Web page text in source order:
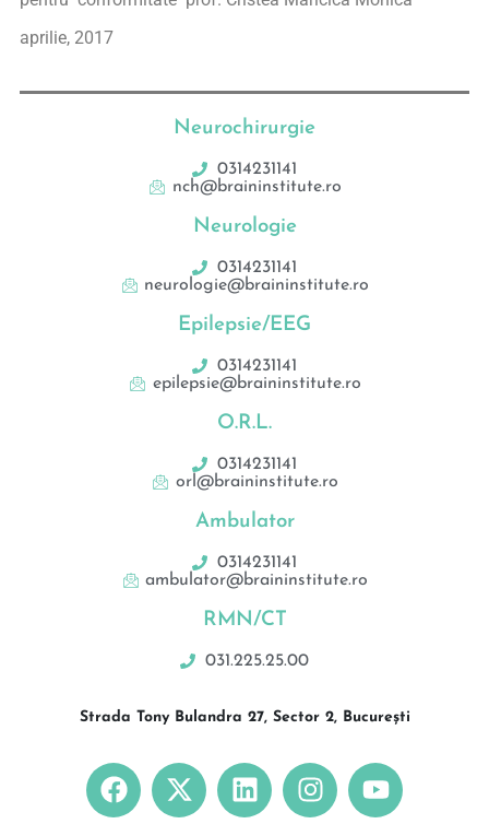
aprilie, 2017
Neurochirurgie
0314231141
nch@braininstitute.ro
Neurologie
0314231141
neurologie@braininstitute.ro
Epilepsie/EEG
0314231141
epilepsie@braininstitute.ro
O.R.L.
0314231141
orl@braininstitute.ro
Ambulator
0314231141
ambulator@braininstitute.ro
RMN/CT
031.225.25.00
Strada Tony Bulandra 27, Sector 2, București